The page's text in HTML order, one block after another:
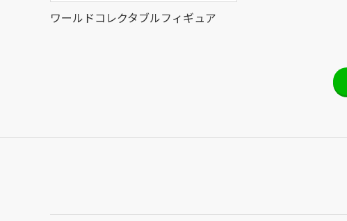
ワールドコレクタブルフィギュア